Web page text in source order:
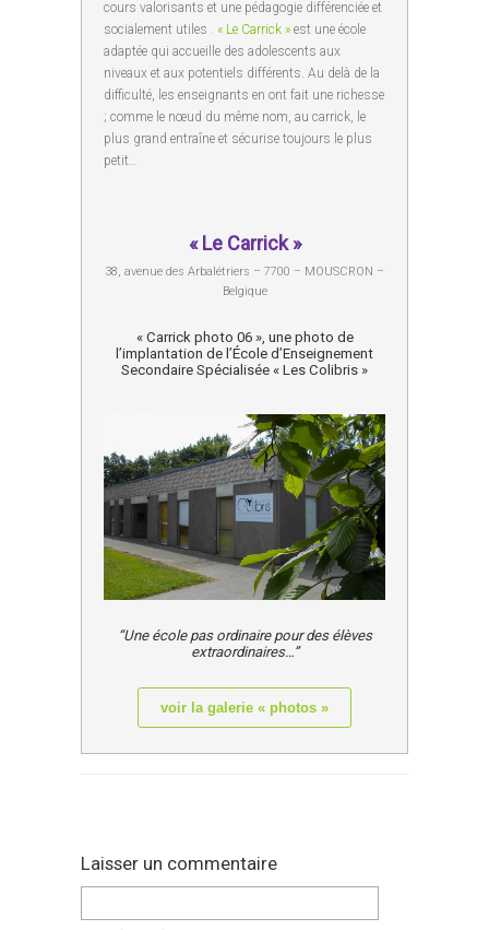
cours valorisants et une pédagogie différenciée et
socialement utiles . « Le Carrick » est une école
adaptée qui accueille des adolescents aux
niveaux et aux potentiels différents. Au delà de la
difficulté, les enseignants en ont fait une richesse
; comme le nœud du même nom, au carrick, le
plus grand entraîne et sécurise toujours le plus
petit…
« Le Carrick »
38, avenue des Arbalétriers – 7700 – MOUSCRON –
Belgique
« Carrick photo 06 », une photo de
l’implantation de l’École d’Enseignement
Secondaire Spécialisée « Les Colibris »
“Une école pas ordinaire pour des élèves
extraordinaires…”
voir la galerie « photos »
Laisser un commentaire